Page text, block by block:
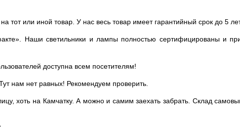
тот или иной товар. У нас весь товар имеет гарантийный срок до 5
Наши светильники и лампы полностью сертифицированы и
доступна всем посетителям!
нам нет равных! Рекомендуем проверить.
хоть на Камчатку. А можно и самим заехать забрать. Склад